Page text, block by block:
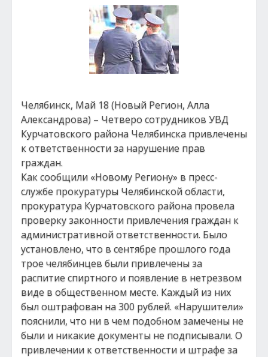
Челябинск, Май 18 (Новый Регион, Алла
Александрова) – Четверо сотрудников УВД
Курчатовского района Челябинска привлечены
к ответственности за нарушение прав
граждан.
Как сообщили «Новому Региону» в пресс-
службе прокуратуры Челябинской области,
прокуратура Курчатовского района провела
проверку законности привлечения граждан к
административной ответственности. Было
установлено, что в сентябре прошлого года
трое челябинцев были привлечены за
распитие спиртного и появление в нетрезвом
виде в общественном месте. Каждый из них
был оштрафован на 300 рублей. «Нарушители»
пояснили, что ни в чем подобном замечены не
были и никакие документы не подписывали. О
привлечении к ответственности и штрафе за